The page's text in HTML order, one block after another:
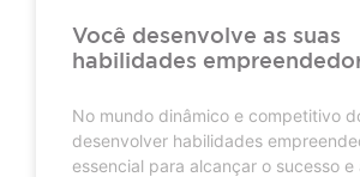
Você desenvolve as suas
habilidades
No mundo dinâmico e competitivo
desenvolver habilidades
essencial para alcançar o sucesso e